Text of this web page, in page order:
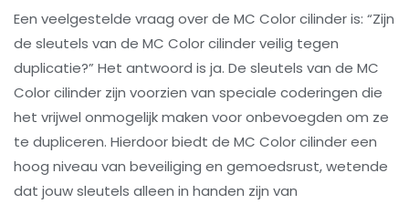
Een veelgestelde vraag over de MC Color cilinder is: “Zijn
de sleutels van de MC Color cilinder veilig tegen
duplicatie?” Het antwoord is ja. De sleutels van de MC
Color cilinder zijn voorzien van speciale coderingen die
het vrijwel onmogelijk maken voor onbevoegden om ze
te dupliceren. Hierdoor biedt de MC Color cilinder een
hoog niveau van beveiliging en gemoedsrust, wetende
dat jouw sleutels alleen in handen zijn van